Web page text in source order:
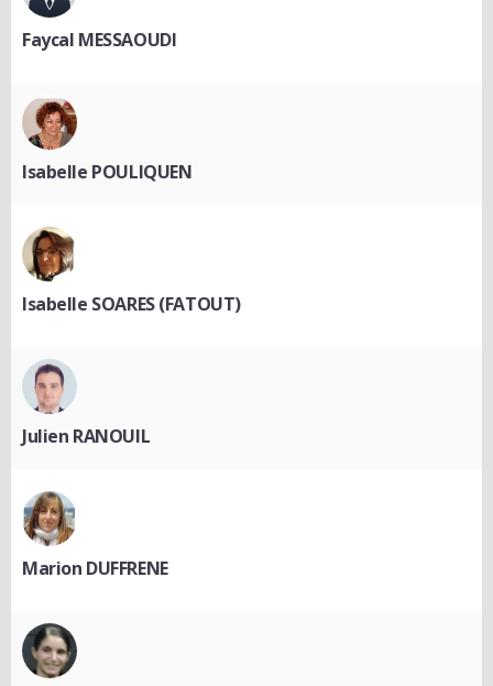
Faycal MESSAOUDI
Isabelle POULIQUEN
Isabelle SOARES (FATOUT)
Julien RANOUIL
Marion DUFFRENE